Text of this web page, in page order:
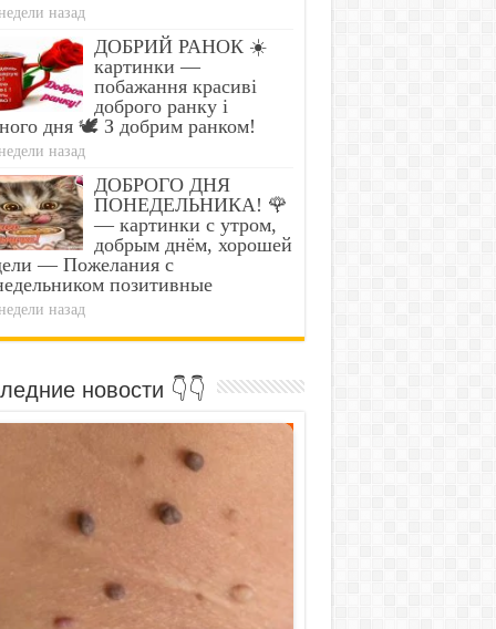
назад
ДОБРИЙ РАНОК ☀️
картинки —
побажання красиві
доброго ранку і
дня 🕊️ З добрим ранком!
назад
ДОБРОГО ДНЯ
ПОНЕДЕЛЬНИКА! 🌹
— картинки с утром,
добрым днём, хорошей
— Пожелания с
позитивные
назад
новости 👇👇